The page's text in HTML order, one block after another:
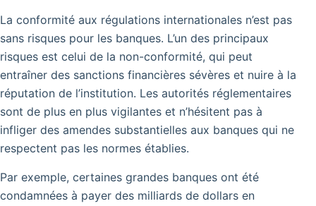
La conformité aux régulations internationales n’est pas
sans risques pour les banques. L’un des principaux
risques est celui de la non-conformité, qui peut
entraîner des sanctions financières sévères et nuire à la
réputation de l’institution. Les autorités réglementaires
sont de plus en plus vigilantes et n’hésitent pas à
infliger des amendes substantielles aux banques qui ne
respectent pas les normes établies.
Par exemple, certaines grandes banques ont été
condamnées à payer des milliards de dollars en